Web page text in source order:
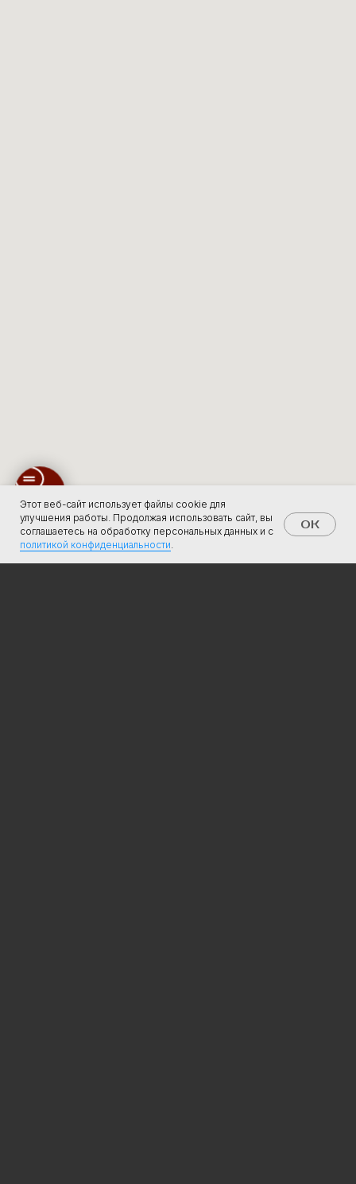
Этот веб-сайт использует файлы cookie для
улучшения работы. Продолжая использовать сайт, вы
соглашаетесь на обработку персональных данных и с
политикой конфиденциальности.
OK